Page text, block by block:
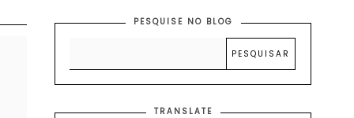
PESQUISE NO BLOG
TRANSLATE